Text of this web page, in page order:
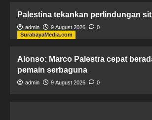
Palestina tekankan perlindungan
admin 9 August 2026
0
SurabayaMedia.com
Alonso: Marco Palestra cepat
pemain serbaguna
admin 9 August 2026 0